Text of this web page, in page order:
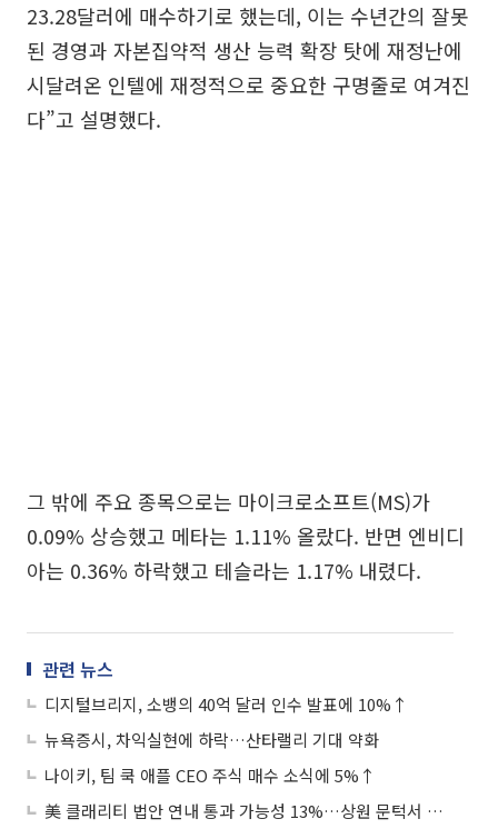
23.28달러에 매수하기로 했는데, 이는 수년간의 잘못
된 경영과 자본집약적 생산 능력 확장 탓에 재정난에
시달려온 인텔에 재정적으로 중요한 구명줄로 여겨진
다”고 설명했다.
그 밖에 주요 종목으로는 마이크로소프트(MS)가
0.09% 상승했고 메타는 1.11% 올랐다. 반면 엔비디
아는 0.36% 하락했고 테슬라는 1.17% 내렸다.
관련 뉴스
디지털브리지, 소뱅의 40억 달러 인수 발표에 10%↑
뉴욕증시, 차익실현에 하락…산타랠리 기대 약화
나이키, 팀 쿡 애플 CEO 주식 매수 소식에 5%↑
美 클래리티 법안 연내 통과 가능성 13%…상원 문턱서 제동